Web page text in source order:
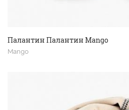
Палантин Палантин Mango
Mango